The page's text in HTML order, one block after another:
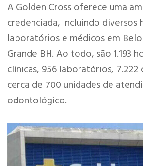
A Golden Cross oferece uma
credenciada, incluindo diversos
laboratórios e médicos em
Grande BH. Ao todo, são 1.193
clínicas, 956 laboratórios, 7.222
cerca de 700 unidades de
odontológico.